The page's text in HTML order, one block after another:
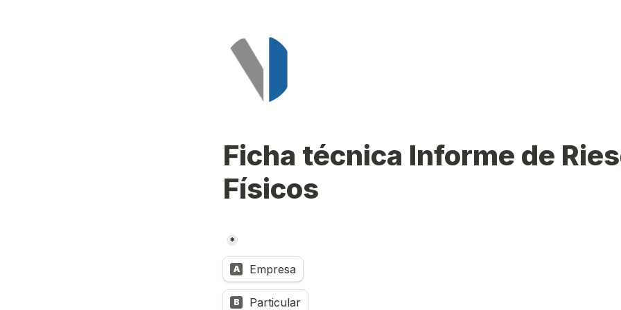
Ficha técnica Informe de
Físicos
*
Untitled multiple choice field
A Empresa
B Particular